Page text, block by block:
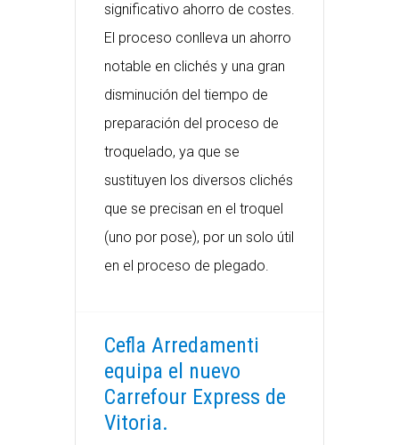
significativo ahorro de costes.
El proceso conlleva un ahorro
notable en clichés y una gran
disminución del tiempo de
preparación del proceso de
troquelado, ya que se
sustituyen los diversos clichés
que se precisan en el troquel
(uno por pose), por un solo útil
en el proceso de plegado.
Cefla Arredamenti
equipa el nuevo
Carrefour Express de
Vitoria.